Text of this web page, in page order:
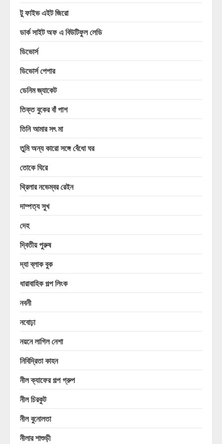
টু ফাইভ এইট জিরো
ডার্ক সাইট অফ এ বিউটিফুল লেডি
ডিভোর্স
ডিভোর্স পেপার
ডেনিম জ্যাকেট
তিক্ত বুকের বাঁ পাশ
তিনি আমার সৎ মা
তুমি অন্য কারো সঙ্গে বেঁধো ঘর
তোকে ঘিরে
থ্রিলার নভেম্বর রেইন
দাম্পত্য সুখ
দেহ
দ্বিতীয় পুরুষ
দ্যা ব্লাক বুক
ধারাবাহিক গল্প লিংক
নবনী
নবোঢ়া
নয়নে লাগিল নেশা
নিবিদ্রিতা কাহন
নীল ক্যাফের গল্প গ্রুপ
নীল চিরকুট
নীল বুনোলতা
নীলার শাশুড়ী